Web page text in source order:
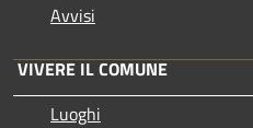
Avvisi
VIVERE IL COMUNE
Luoghi